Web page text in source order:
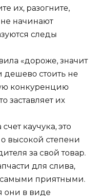
их, разогните,
начинают
следы
«дороже, значит
дешево стоить не
конкуренцию
заставляет их
каучука, это
высокой степени
за свой товар.
для слива,
самыми приятными.
они в виде